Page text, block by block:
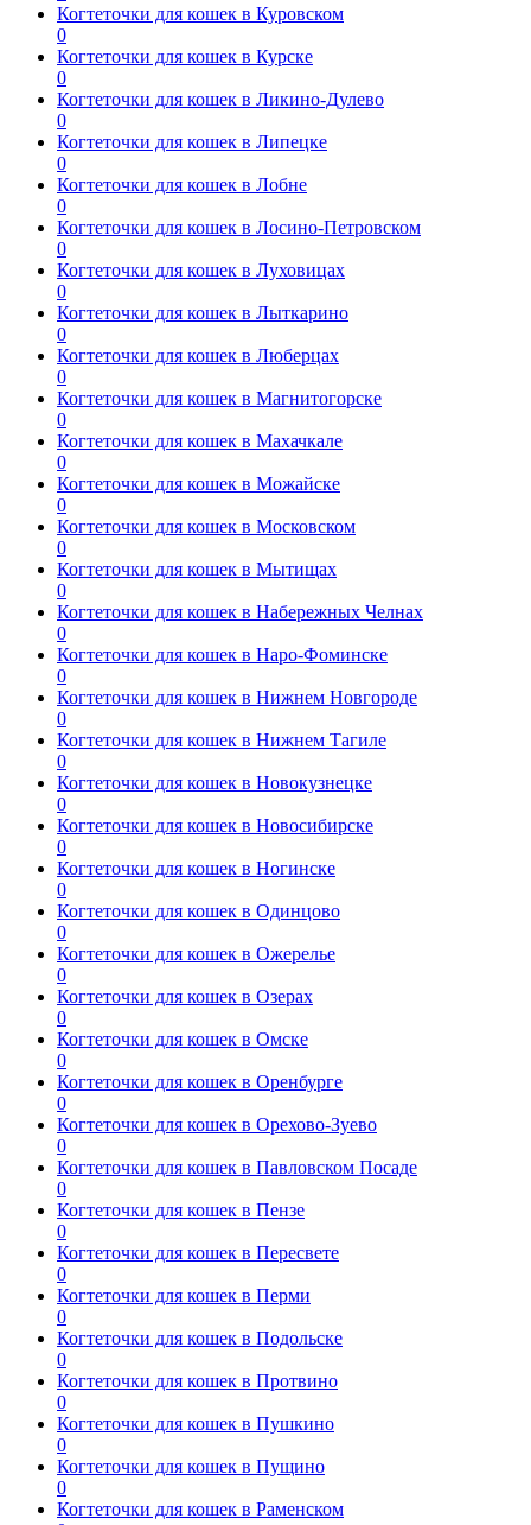
Когтеточки для кошек в Куровском
0
Когтеточки для кошек в Курске
0
Когтеточки для кошек в Ликино-Дулево
0
Когтеточки для кошек в Липецке
0
Когтеточки для кошек в Лобне
0
Когтеточки для кошек в Лосино-Петровском
0
Когтеточки для кошек в Луховицах
0
Когтеточки для кошек в Лыткарино
0
Когтеточки для кошек в Люберцах
0
Когтеточки для кошек в Магнитогорске
0
Когтеточки для кошек в Махачкале
0
Когтеточки для кошек в Можайске
0
Когтеточки для кошек в Московском
0
Когтеточки для кошек в Мытищах
0
Когтеточки для кошек в Набережных Челнах
0
Когтеточки для кошек в Наро-Фоминске
0
Когтеточки для кошек в Нижнем Новгороде
0
Когтеточки для кошек в Нижнем Тагиле
0
Когтеточки для кошек в Новокузнецке
0
Когтеточки для кошек в Новосибирске
0
Когтеточки для кошек в Ногинске
0
Когтеточки для кошек в Одинцово
0
Когтеточки для кошек в Ожерелье
0
Когтеточки для кошек в Озерах
0
Когтеточки для кошек в Омске
0
Когтеточки для кошек в Оренбурге
0
Когтеточки для кошек в Орехово-Зуево
0
Когтеточки для кошек в Павловском Посаде
0
Когтеточки для кошек в Пензе
0
Когтеточки для кошек в Пересвете
0
Когтеточки для кошек в Перми
0
Когтеточки для кошек в Подольске
0
Когтеточки для кошек в Протвино
0
Когтеточки для кошек в Пушкино
0
Когтеточки для кошек в Пущино
0
Когтеточки для кошек в Раменском